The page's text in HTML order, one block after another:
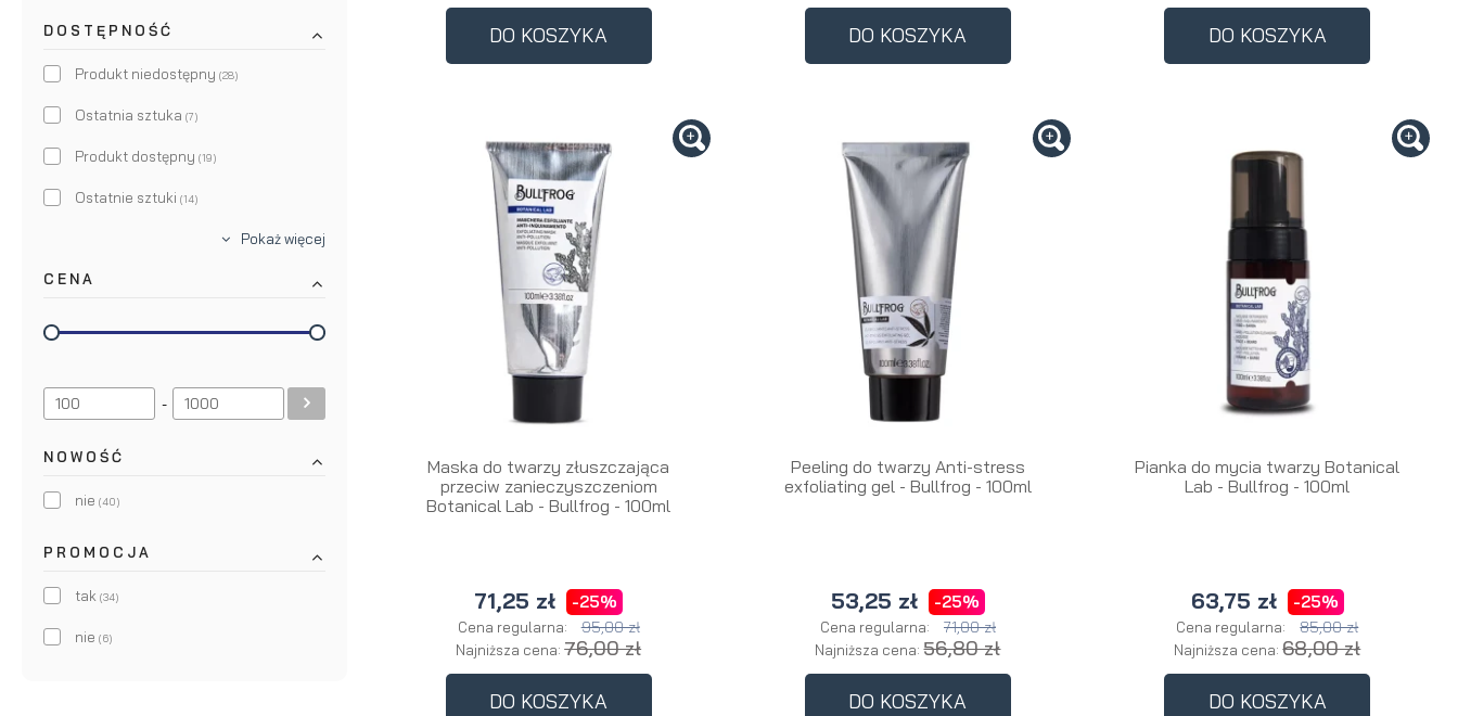
DOSTĘPNOŚĆ
Produkt niedostępny (28)
Ostatnia sztuka (7)
Produkt dostępny (19)
Ostatnie sztuki (14)
Pokaż więcej
CENA
-
NOWOŚĆ
nie (40)
PROMOCJA
tak (34)
nie (6)
DO KOSZYKA DO KOSZYKA DO KOSZYKA
Maska do twarzy złuszczająca
przeciw zanieczyszczeniom
Botanical Lab - Bullfrog - 100ml
71,25 zł -25%
Cena regularna: 95,00 zł
Najniższa cena:76,00 zł
DO KOSZYKA
Peeling do twarzy Anti-stress
exfoliating gel - Bullfrog - 100ml
53,25 zł -25%
Cena regularna: 71,00 zł
Najniższa cena:56,80 zł
DO KOSZYKA
Pianka do mycia twarzy Botanical
Lab - Bullfrog - 100ml
63,75 zł -25%
Cena regularna: 85,00 zł
Najniższa cena:68,00 zł
DO KOSZYKA